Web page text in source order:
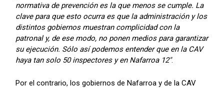
normativa de prevención es la que menos se cumple. La
clave para que esto ocurra es que la administración y los
distintos gobiernos muestran complicidad con la
patronal y, de ese modo, no ponen medios para garantizar
su ejecución. Sólo así podemos entender que en la CAV
haya tan solo 50 inspectores y en Nafarroa 12".
Por el contrario, los gobiernos de Nafarroa y de la CAV